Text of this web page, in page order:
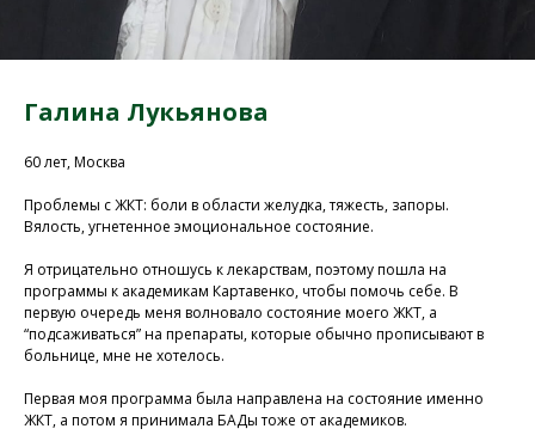
Галина Лукьянова
60 лет, Москва
Проблемы с ЖКТ: боли в области желудка, тяжесть, запоры.
Вялость, угнетенное эмоциональное состояние.
Я отрицательно отношусь к лекарствам, поэтому пошла на
программы к академикам Картавенко, чтобы помочь себе. В
первую очередь меня волновало состояние моего ЖКТ, а
“подсаживаться” на препараты, которые обычно прописывают в
больнице, мне не хотелось.
Первая моя программа была направлена на состояние именно
ЖКТ, а потом я принимала БАДы тоже от академиков.